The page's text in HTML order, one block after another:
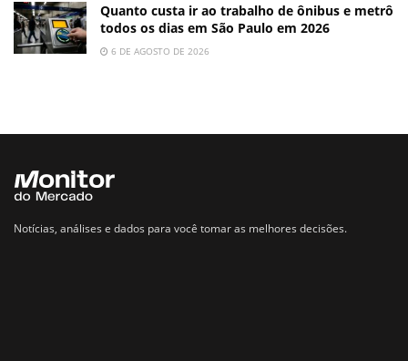
Quanto custa ir ao trabalho de ônibus e metrô
todos os dias em São Paulo em 2026
6 DE AGOSTO DE 2026
Notícias, análises e dados para você tomar as melhores decisões.